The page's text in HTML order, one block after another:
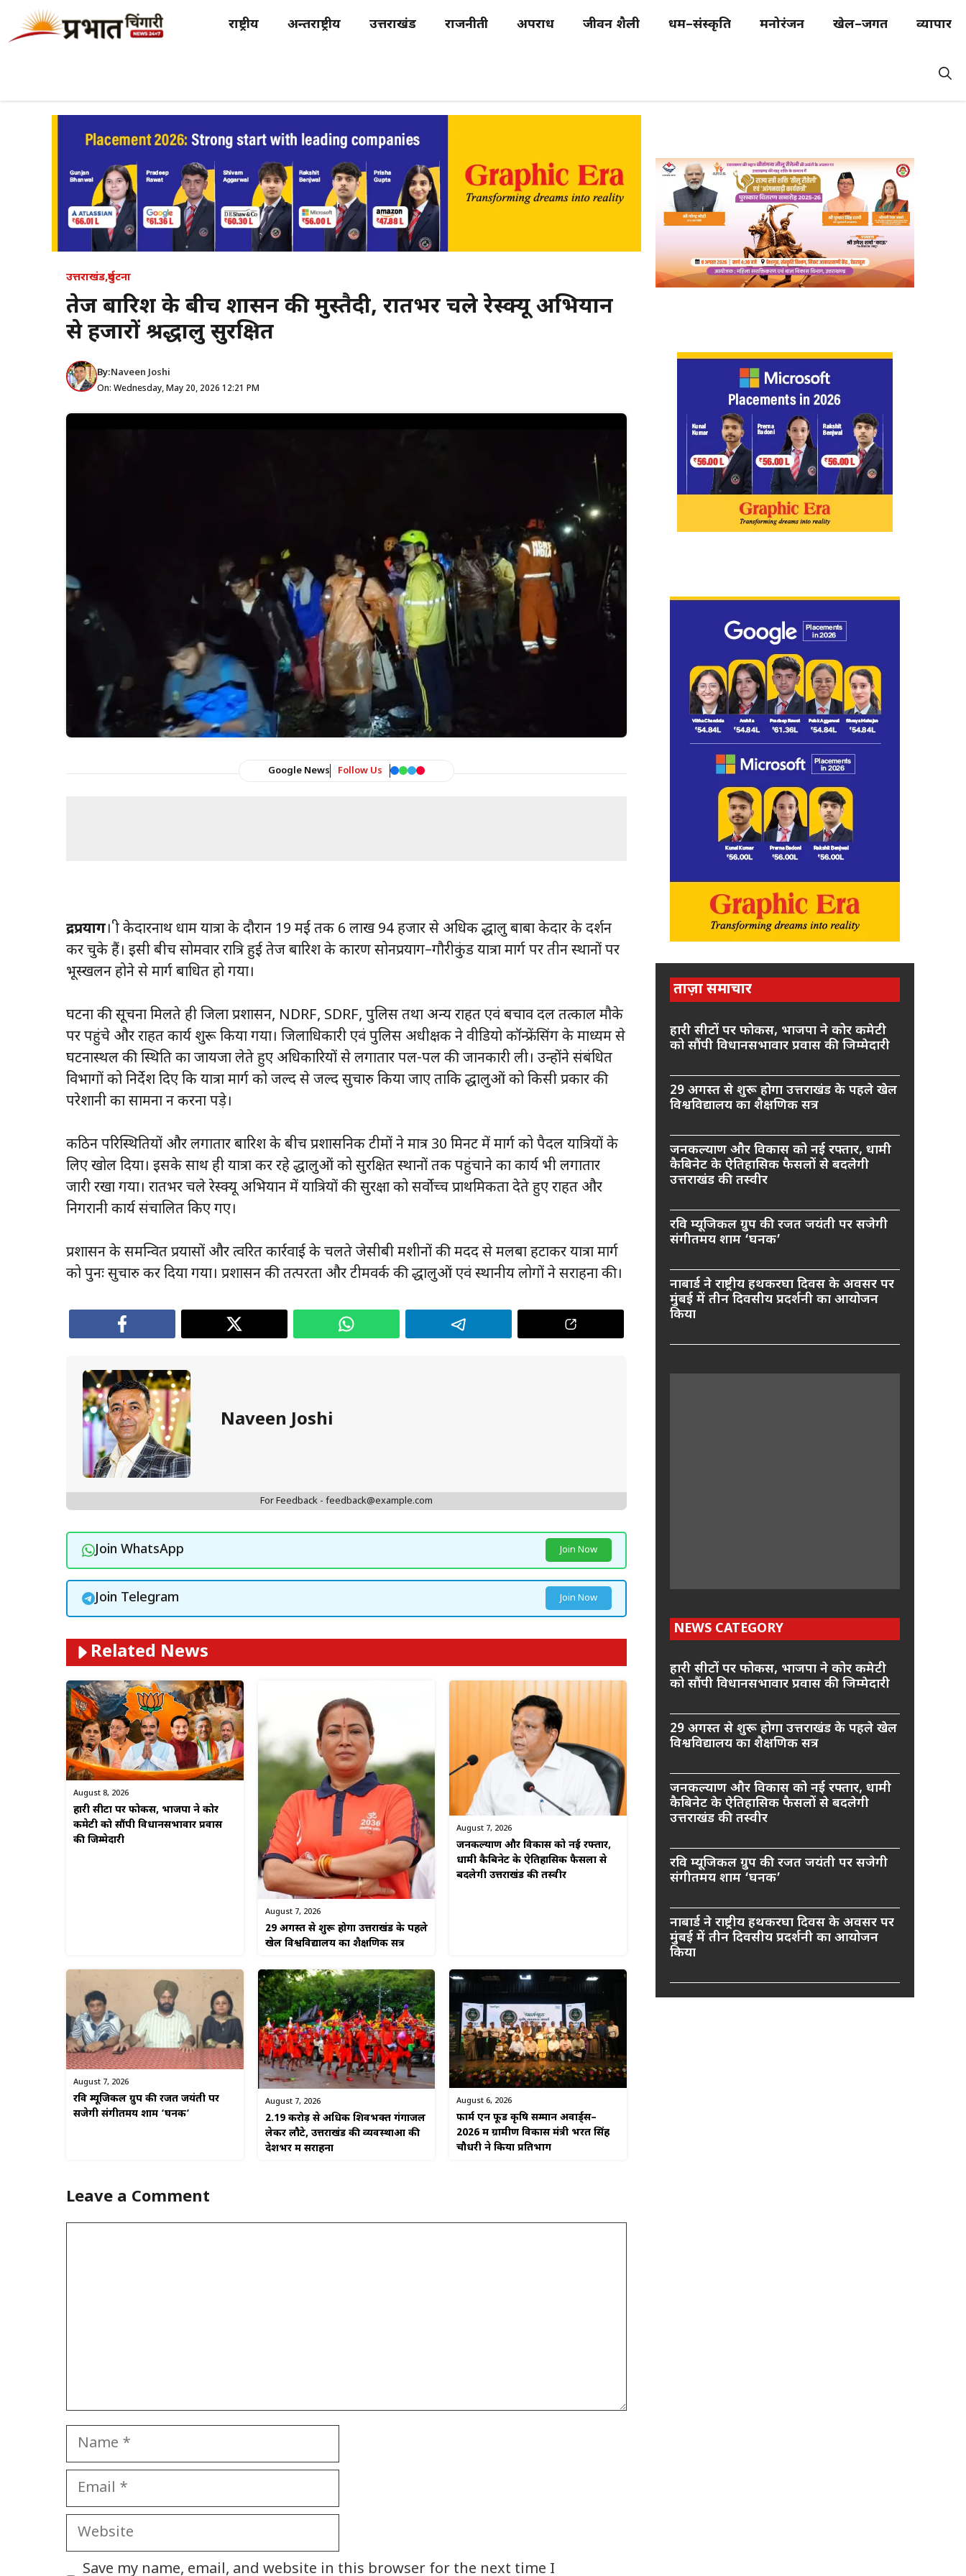
राष्ट्रीय अन्तर्राष्ट्रीय उत्तराखंड राजनीती अपराध जीवन शैली धर्म–संस्कृति मनोरंजन खेल–जगत व्यापार
उत्तराखंड,दुर्घटना
तेज बारिश के बीच प्रशासन की मुस्तैदी, रातभर चले रेस्क्यू अभियान
से हजारों श्रद्धालु सुरक्षित
By:Naveen Joshi
On: Wednesday, May 20, 2026 12:21 PM
Google News Follow Us
रुद्रप्रयाग। श्री केदारनाथ धाम यात्रा के दौरान 19 मई तक 6 लाख 94 हजार से अधिक श्रद्धालु बाबा केदार के दर्शन
कर चुके हैं। इसी बीच सोमवार रात्रि हुई तेज बारिश के कारण सोनप्रयाग–गौरीकुंड यात्रा मार्ग पर तीन स्थानों पर
भूस्खलन होने से मार्ग बाधित हो गया।
घटना की सूचना मिलते ही जिला प्रशासन, NDRF, SDRF, पुलिस तथा अन्य राहत एवं बचाव दल तत्काल मौके
पर पहुंचे और राहत कार्य शुरू किया गया। जिलाधिकारी एवं पुलिस अधीक्षक ने वीडियो कॉन्फ्रेंसिंग के माध्यम से
घटनास्थल की स्थिति का जायजा लेते हुए अधिकारियों से लगातार पल-पल की जानकारी ली। उन्होंने संबंधित
विभागों को निर्देश दिए कि यात्रा मार्ग को जल्द से जल्द सुचारु किया जाए ताकि श्रद्धालुओं को किसी प्रकार की
परेशानी का सामना न करना पड़े।
कठिन परिस्थितियों और लगातार बारिश के बीच प्रशासनिक टीमों ने मात्र 30 मिनट में मार्ग को पैदल यात्रियों के
लिए खोल दिया। इसके साथ ही यात्रा कर रहे श्रद्धालुओं को सुरक्षित स्थानों तक पहुंचाने का कार्य भी लगातार
जारी रखा गया। रातभर चले रेस्क्यू अभियान में यात्रियों की सुरक्षा को सर्वोच्च प्राथमिकता देते हुए राहत और
निगरानी कार्य संचालित किए गए।
प्रशासन के समन्वित प्रयासों और त्वरित कार्रवाई के चलते जेसीबी मशीनों की मदद से मलबा हटाकर यात्रा मार्ग
को पुनः सुचारु कर दिया गया। प्रशासन की तत्परता और टीमवर्क की श्रद्धालुओं एवं स्थानीय लोगों ने सराहना की।
Naveen Joshi
For Feedback - feedback@example.com
Join WhatsApp Join Now
Join Telegram Join Now
Related News
August 8, 2026
हारी सीटों पर फोकस, भाजपा ने कोर
कमेटी को सौंपी विधानसभावार प्रवास
की जिम्मेदारी
August 7, 2026
29 अगस्त से शुरू होगा उत्तराखंड के पहले
खेल विश्वविद्यालय का शैक्षणिक सत्र
August 7, 2026
जनकल्याण और विकास को नई रफ्तार,
धामी कैबिनेट के ऐतिहासिक फैसलों से
बदलेगी उत्तराखंड की तस्वीर
August 7, 2026
रवि म्यूजिकल ग्रुप की रजत जयंती पर
सजेगी संगीतमय शाम ‘घनक’
August 7, 2026
2.19 करोड़ से अधिक शिवभक्त गंगाजल
लेकर लौटे, उत्तराखंड की व्यवस्थाओं की
देशभर में सराहना
August 6, 2026
फार्म एन फूड कृषि सम्मान अवार्ड्स–
2026 में ग्रामीण विकास मंत्री भरत सिंह
चौधरी ने किया प्रतिभाग
Leave a Comment
Name
Email
Website
Save my name, email, and website in this browser for the next time I
ताज़ा समाचार
हारी सीटों पर फोकस, भाजपा ने कोर कमेटी
को सौंपी विधानसभावार प्रवास की जिम्मेदारी
29 अगस्त से शुरू होगा उत्तराखंड के पहले खेल
विश्वविद्यालय का शैक्षणिक सत्र
जनकल्याण और विकास को नई रफ्तार, धामी
कैबिनेट के ऐतिहासिक फैसलों से बदलेगी
उत्तराखंड की तस्वीर
रवि म्यूजिकल ग्रुप की रजत जयंती पर सजेगी
संगीतमय शाम ‘घनक’
नाबार्ड ने राष्ट्रीय हथकरघा दिवस के अवसर पर
मुंबई में तीन दिवसीय प्रदर्शनी का आयोजन
किया
NEWS CATEGORY
हारी सीटों पर फोकस, भाजपा ने कोर कमेटी
को सौंपी विधानसभावार प्रवास की जिम्मेदारी
29 अगस्त से शुरू होगा उत्तराखंड के पहले खेल
विश्वविद्यालय का शैक्षणिक सत्र
जनकल्याण और विकास को नई रफ्तार, धामी
कैबिनेट के ऐतिहासिक फैसलों से बदलेगी
उत्तराखंड की तस्वीर
रवि म्यूजिकल ग्रुप की रजत जयंती पर सजेगी
संगीतमय शाम ‘घनक’
नाबार्ड ने राष्ट्रीय हथकरघा दिवस के अवसर पर
मुंबई में तीन दिवसीय प्रदर्शनी का आयोजन
किया